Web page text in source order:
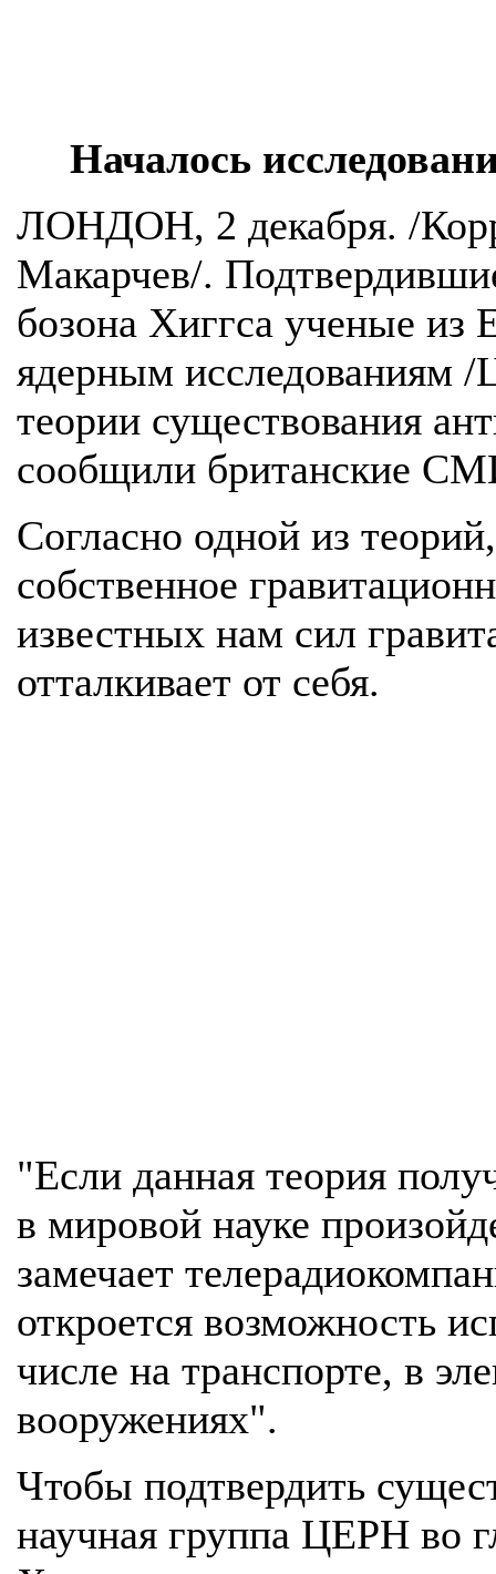
Началось
ЛОНДОН, 2 декабря. /
Макарчев/.
бозона Хиггса ученые из
ядерным исследованиям
теории существования
сообщили британские
Согласно одной из
собственное
известных нам сил
отталкивает от себя.
"Если данная теория
в мировой науке
замечает
откроется возможность
числе на транспорте, в
вооружениях".
Чтобы подтвердить
научная группа ЦЕРН во